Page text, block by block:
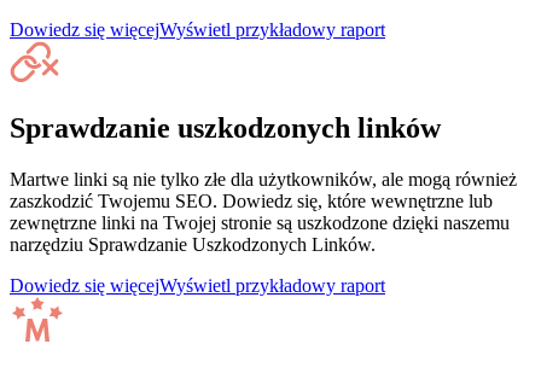
Dowiedz się więcejWyświetl przykładowy raport
Sprawdzanie uszkodzonych linków
Martwe linki są nie tylko złe dla użytkowników, ale mogą również
zaszkodzić Twojemu SEO. Dowiedz się, które wewnętrzne lub
zewnętrzne linki na Twojej stronie są uszkodzone dzięki naszemu
narzędziu Sprawdzanie Uszkodzonych Linków.
Dowiedz się więcejWyświetl przykładowy raport